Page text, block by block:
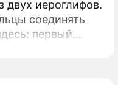
двух иероглифов.
соединять
первый
время", а
шанс".